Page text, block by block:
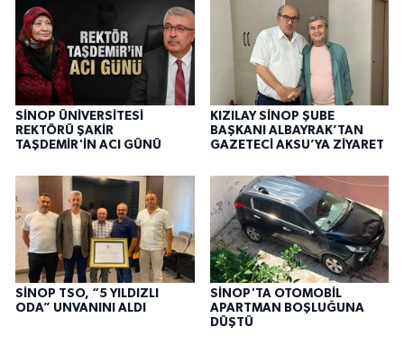
SİNOP ÜNİVERSİTESİ
REKTÖRÜ ŞAKİR
TAŞDEMİR'İN ACI GÜNÜ
KIZILAY SİNOP ŞUBE
BAŞKANI ALBAYRAK’TAN
GAZETECİ AKSU’YA ZİYARET
SİNOP TSO, “5 YILDIZLI
ODA” UNVANINI ALDI
SİNOP'TA OTOMOBİL
APARTMAN BOŞLUĞUNA
DÜŞTÜ